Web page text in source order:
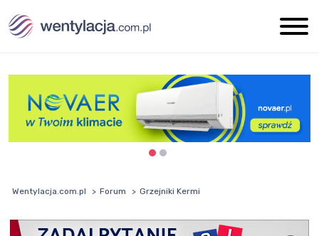
Wentylacja.com.pl Forum Grzejniki Kermi